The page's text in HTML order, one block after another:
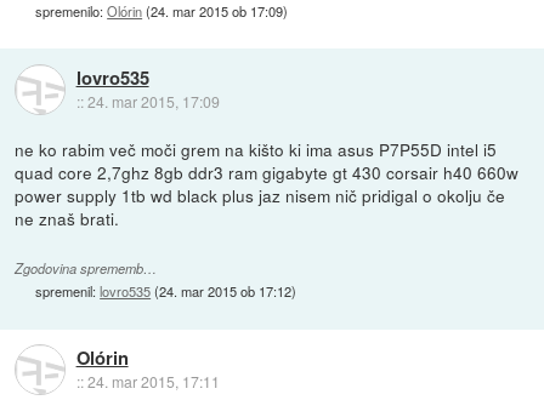
spremenilo:Olórin(24. mar 2015 ob 17:09)
lovro535
::24. mar 2015, 17:09
ne ko rabim več moči grem na kišto ki ima asus P7P55D intel i5
quad core 2,7ghz 8gb ddr3 ram gigabyte gt 430 corsair h40 660w
power supply 1tb wd black plus jaz nisem nič pridigal o okolju če
ne znaš brati.
Zgodovina sprememb…
spremenil:lovro535(24. mar 2015 ob 17:12)
Olórin
::24. mar 2015, 17:11